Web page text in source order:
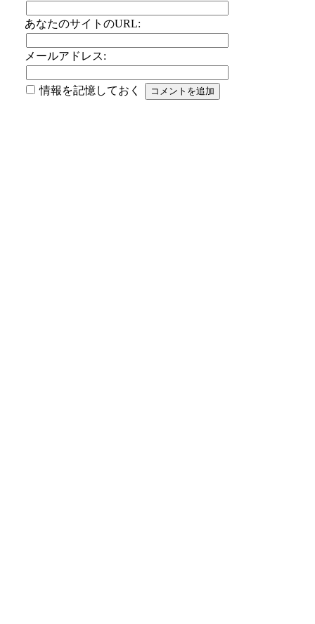
あなたのサイトのURL:
メールアドレス:
情報を記憶しておく